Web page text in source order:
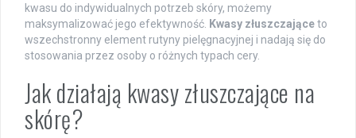
kwasu do indywidualnych potrzeb skóry, możemy
maksymalizować jego efektywność. Kwasy złuszczająceto
wszechstronny element rutyny pielęgnacyjnej i nadają się do
stosowania przez osoby o różnych typach cery.
Jak działają kwasy złuszczające na
skórę?